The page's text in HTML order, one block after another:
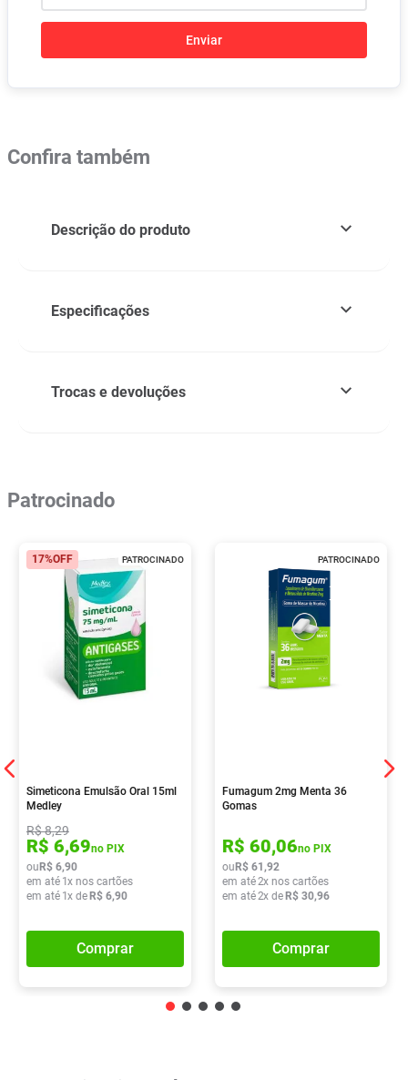
Enviar
Confira também
Descrição do produto
Especificações
Trocas e devoluções
Patrocinado
PATROCINADO
17%OFF
Simeticona Emulsão Oral 15ml
Medley
R$8,29
R$ 6,69no PIX
ou R$ 6,90
em até 1x nos cartões
em até 1x de R$ 6,90
Comprar
PATROCINADO
Fumagum 2mg Menta 36
Gomas
R$ 60,06no PIX
ou R$ 61 ,92
em até2x nos cartões
em até2x de R$ 30,96
Comprar